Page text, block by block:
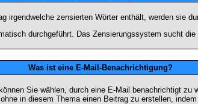
irgendwelche zensierten Wörter enthält, werden sie
durchgeführt. Das Zensierungssystem sucht
Was ist eine E-Mail-Benachrichtigung?
Sie wählen, durch eine E-Mail benachrichtigt
in diesem Thema einen Beitrag zu erstellen,